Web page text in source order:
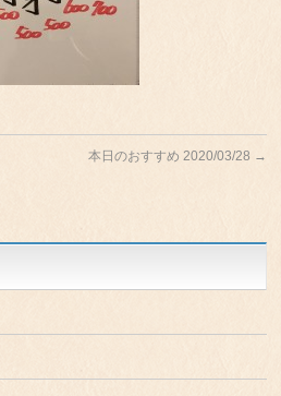
本日のおすすめ 2020/03/28 →